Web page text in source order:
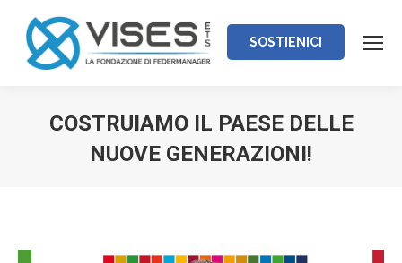
SOSTIENICI
COSTRUIAMO IL PAESE DELLE
NUOVE GENERAZIONI!